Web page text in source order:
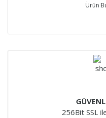
Ürün
256Bit SSL